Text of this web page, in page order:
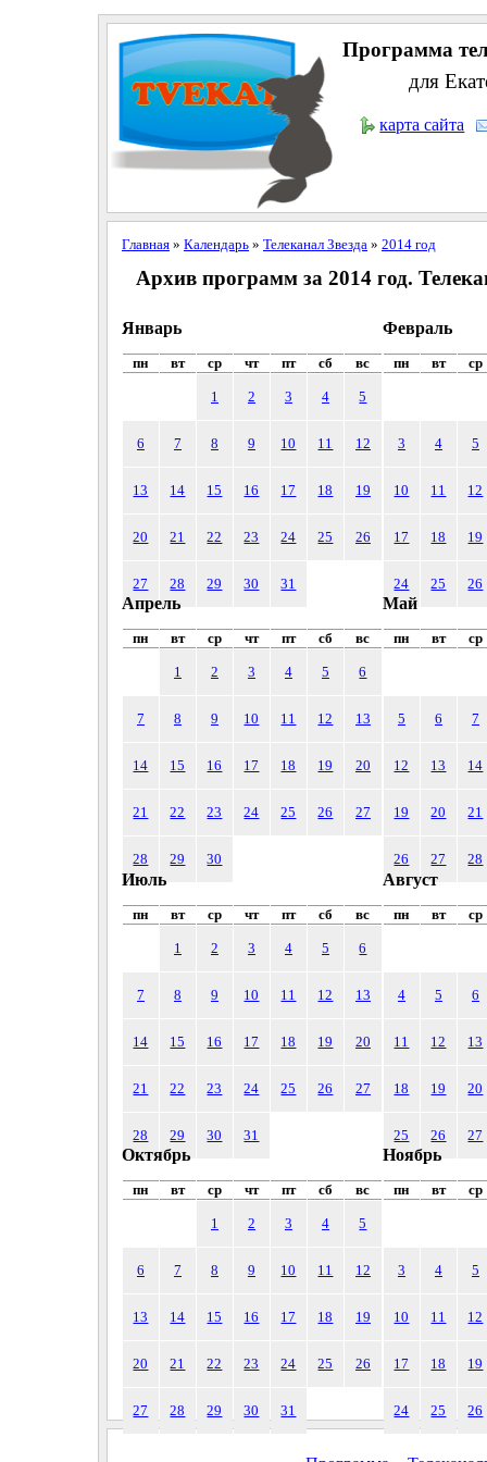
Программа
для
карта сайта
Главная» Календарь» Телеканал Звезда » 2014 год
Архив программ за 2014 год.
Январь
пн вт ср чт пт сб вс
1 2 3 4 5
6 7 8 9 10 11 12
13 14 15 16 17 18 19
20 21 22 23 24 25 26
27 28 29 30 31
Февраль
пн вт ср
3 4 5
10 11 12
17 18 19
24 25 26
Апрель
пн вт ср чт пт сб вс
1 2 3 4 5 6
7 8 9 10 11 12 13
14 15 16 17 18 19 20
21 22 23 24 25 26 27
28 29 30
Май
пн вт ср
5 6 7
12 13 14
19 20 21
26 27 28
Июль
пн вт ср чт пт сб вс
1 2 3 4 5 6
7 8 9 10 11 12 13
14 15 16 17 18 19 20
21 22 23 24 25 26 27
28 29 30 31
Август
пн вт ср
4 5 6
11 12 13
18 19 20
25 26 27
Октябрь
пн вт ср чт пт сб вс
1 2 3 4 5
6 7 8 9 10 11 12
13 14 15 16 17 18 19
20 21 22 23 24 25 26
27 28 29 30 31
Ноябрь
пн вт ср
3 4 5
10 11 12
17 18 19
24 25 26